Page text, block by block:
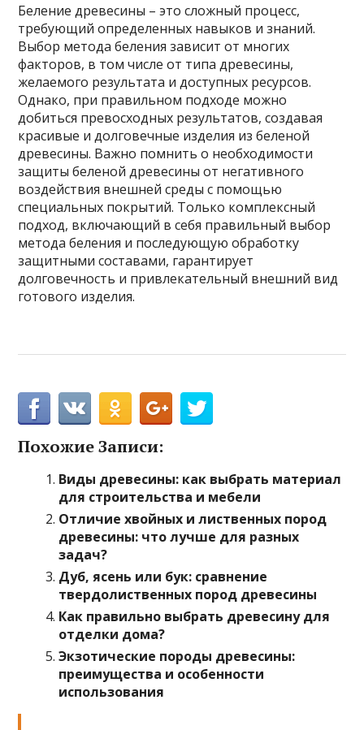
Беление древесины – это сложный процесс,
требующий определенных навыков и знаний.
Выбор метода беления зависит от многих
факторов, в том числе от типа древесины,
желаемого результата и доступных ресурсов.
Однако, при правильном подходе можно
добиться превосходных результатов, создавая
красивые и долговечные изделия из беленой
древесины. Важно помнить о необходимости
защиты беленой древесины от негативного
воздействия внешней среды с помощью
специальных покрытий. Только комплексный
подход, включающий в себя правильный выбор
метода беления и последующую обработку
защитными составами, гарантирует
долговечность и привлекательный внешний вид
готового изделия.
Похожие Записи:
Виды древесины: как выбрать материал
для строительства и мебели
Отличие хвойных и лиственных пород
древесины: что лучше для разных
задач?
Дуб, ясень или бук: сравнение
твердолиственных пород древесины
Как правильно выбрать древесину для
отделки дома?
Экзотические породы древесины:
преимущества и особенности
использования